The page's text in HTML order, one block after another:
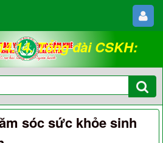
Tổng đài CSKH:
sóc sức khỏe sinh